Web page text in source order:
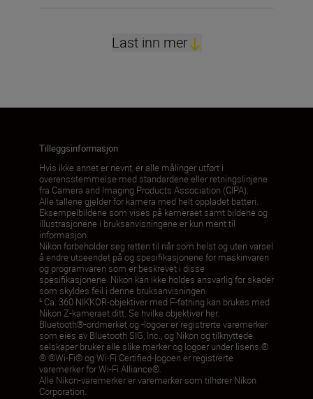
Last inn mer
Tilleggsinformasjon
Hvis ikke annet er nevnt, er alle målinger utført i
overensstemmelse med standardene eller retningslinjene
fra Camera and Imaging Products Association (CIPA).
Alle tallene gjelder for kamera med helt oppladet batteri.
Eksempelbildene som vises på kameraet samt bildene og
illustrasjonene i bruksanvisningene er kun ment til
informasjon.
Nikon forbeholder seg retten til når som helst og uten varsel
å endre utseendet på og spesifikasjonene for maskinvaren
og programvaren som er beskrevet i disse
spesifikasjonene. Nikon kan ikke holdes ansvarlig for skader
som skyldes feil i denne bruksanvisningen.
¹ Ca. 360 NIKKOR-objektiver med F-fatning kan brukes med
Nikon Z-kameraet ditt. Se hvilke objektiver her.
Bluetooth®-ordmerket og -logoer er registrerte varemerker
som eies av Bluetooth SIG, Inc., og Nikon og tilknyttede
selskaper bruker alle slike merker og logoer under lisens.®
® ®Wi-Fi® og Wi-Fi Certified-logoen er registrerte
varemerker for Wi-Fi Alliance®.
Alle Nikon-varemerker er varemerker som tilhører Nikon
Corporation.